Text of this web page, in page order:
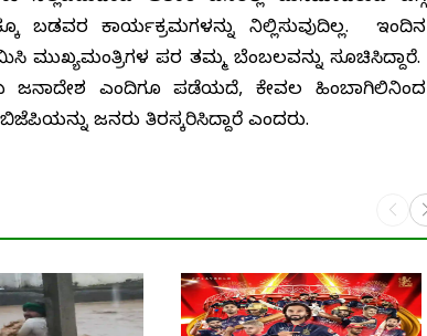
ಬಡವರ ಕಾರ್ಯಕ್ರಮಗಳನ್ನು ನಿಲ್ಲಿಸುವುದಿಲ್ಲ. ಇಂದಿನ
ಮುಖ್ಯಮಂತ್ರಿಗಳ ಪರ ತಮ್ಮ ಬೆಂಬಲವನ್ನು ಸೂಚಿಸಿದ್ದಾರೆ.
ಜನಾದೇಶ ಎಂದಿಗೂ ಪಡೆಯದೆ, ಕೇವಲ ಹಿಂಬಾಗಿಲಿನಿಂದ
ಜನರು ತಿರಸ್ಕರಿಸಿದ್ದಾರೆ ಎಂದರು.